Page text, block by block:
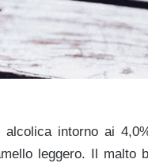
alcolica intorno ai
leggero. Il malto